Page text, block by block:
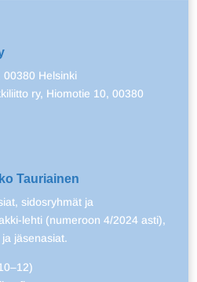
00380 Helsinki
ry, Hiomotie 10, 00380
Tauriainen
sidosryhmät ja
lehti (numeroon 4/2024 asti),
jäsenasiat.